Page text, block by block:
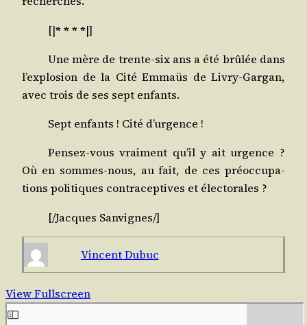
[|* * * *|]
Une mère de trente-six ans a été brû­lée dans
l’ex­plo­sion de la Cité Emmaüs de Livry-Gar­gan,
avec trois de ses sept enfants.
Sept enfants ! Cité d’urgence !
Pen­sez-vous vrai­ment qu’il y ait urgence ?
Où en sommes-nous, au fait, de ces pré­oc­cu­pa­
tions poli­tiques contra­cep­tives et électorales ?
[/​Jacques San­vignes/​]
Vincent Dubuc
View Fullscreen